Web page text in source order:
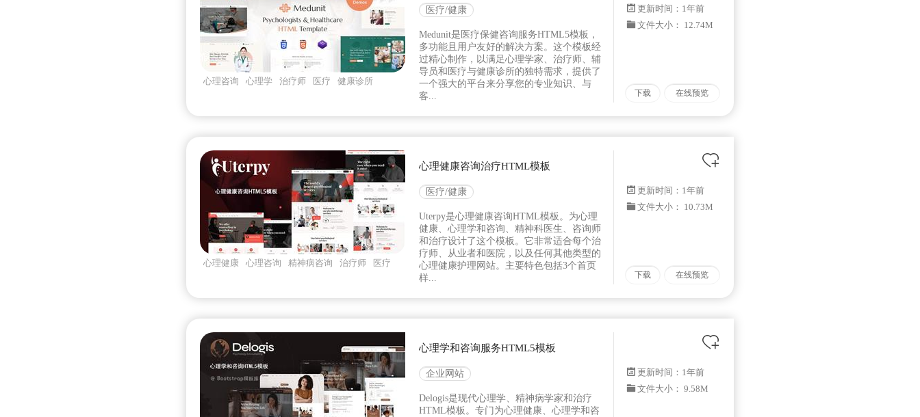
心理咨询 心理学 治疗师 医疗 健康诊所
医疗/健康
Medunit是医疗保健咨询服务HTML5模板，
多功能且用户友好的解决方案。这个模板经
过精心制作，以满足心理学家、治疗师、辅
导员和医疗与健康诊所的独特需求，提供了
一个强大的平台来分享您的专业知识、与
客...
更新时间： 1年前
文件大小： 12.74M
下载 在线预览
心理健康 心理咨询 精神病咨询 治疗师 医疗
心理健康咨询治疗HTML模板
医疗/健康
Uterpy是心理健康咨询HTML模板。为心理
健康、心理学和咨询、精神科医生、咨询师
和治疗设计了这个模板。它非常适合每个治
疗师、从业者和医院，以及任何其他类型的
心理健康护理网站。主要特色包括3个首页
样...
更新时间： 1年前
文件大小： 10.73M
下载 在线预览
心理学和咨询服务HTML5模板
企业网站
Delogis是现代心理学、精神病学家和治疗
HTML模板。专门为心理健康、心理学和咨
更新时间： 1年前
文件大小： 9.58M